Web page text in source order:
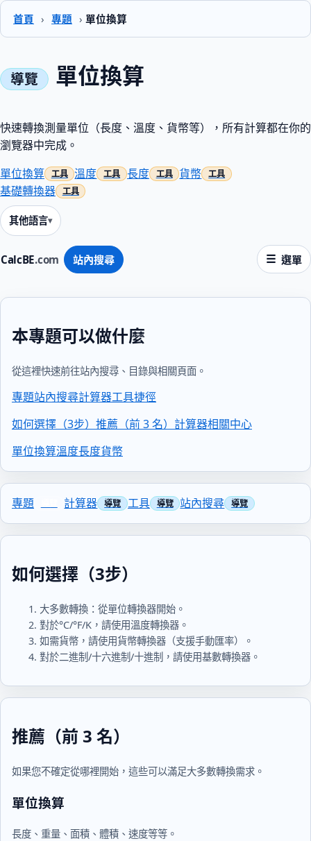
首頁 › 專題 › 單位換算
CalcBE.com 站內搜尋 選單
單位換算
快速轉換測量單位（長度、溫度、貨幣等），所有計算都在你的
瀏覽器中完成。
單位換算
溫度 長度
貨幣
基礎轉換器
其他語言
本專題可以做什麼
從這裡快速前往站內搜尋、目錄與相關頁面。
專題站內搜尋計算器工具捷徑
如何選擇（3步） 推薦（前 3 名） 計算器相關中心
單位換算溫度長度貨幣
專題 計算器 工具 站內搜尋
如何選擇（3步）
大多數轉換：從單位轉換器開始。
對於°C/°F/K，請使用溫度轉換器。
如需貨幣，請使用貨幣轉換器（支援手動匯率）。
對於二進制/十六進制/十進制，請使用基數轉換器。
推薦（前 3 名）
如果您不確定從哪裡開始，這些可以滿足大多數轉換需求。
單位換算
長度、重量、面積、體積、速度等等。